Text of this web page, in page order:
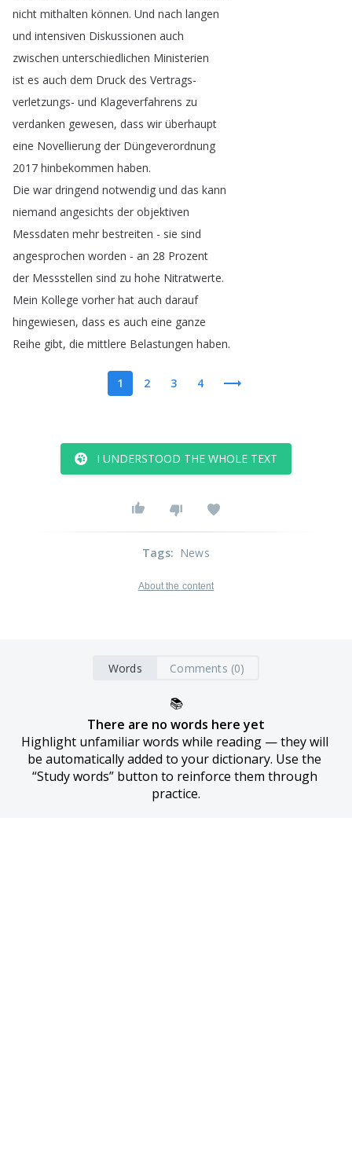
nicht mithalten können. Und nach langen
und intensiven Diskussionen auch
zwischen unterschiedlichen Ministerien
ist es auch dem Druck des Vertrags-
verletzungs- und Klageverfahrens zu
verdanken gewesen, dass wir überhaupt
eine Novellierung der Düngeverordnung
2017 hinbekommen haben.
Die war dringend notwendig und das kann
niemand angesichts der objektiven
Messdaten mehr bestreiten - sie sind
angesprochen worden - an 28 Prozent
der Messstellen sind zu hohe Nitratwerte.
Mein Kollege vorher hat auch darauf
hingewiesen, dass es auch eine ganze
Reihe gibt, die mittlere Belastungen haben.
1 2 3 4
I UNDERSTOOD THE WHOLE TEXT
Tags: News
About the content
Words Comments (0)
📚
There are no words here yet
Highlight unfamiliar words while reading — they will
be automatically added to your dictionary. Use the
“Study words” button to reinforce them through
practice.